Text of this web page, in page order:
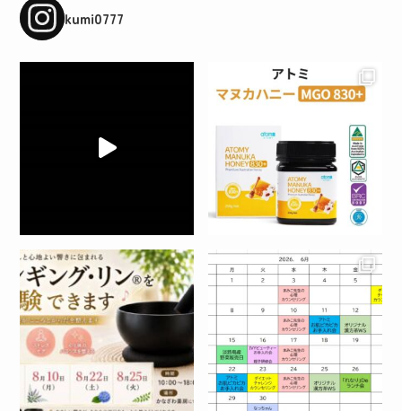
kumi0777